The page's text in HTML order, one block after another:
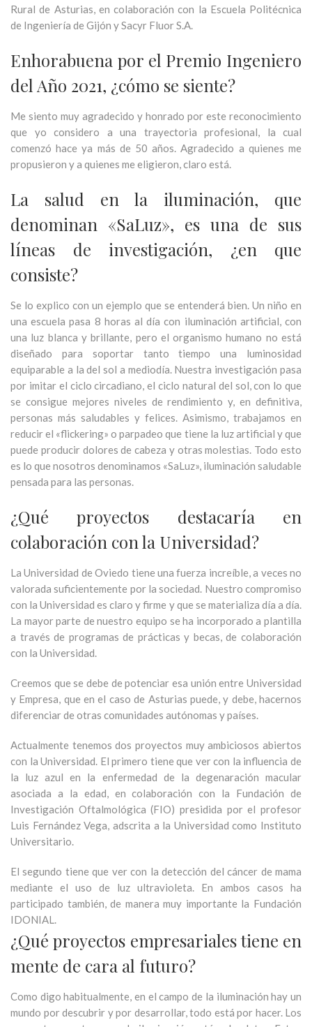
Rural de Asturias, en colaboración con la Escuela Politécnica
de Ingeniería de Gijón y Sacyr Fluor S.A.
Enhorabuena por el Premio Ingeniero
del Año 2021, ¿cómo se siente?
Me siento muy agradecido y honrado por este reconocimiento
que yo considero a una trayectoria profesional, la cual
comenzó hace ya más de 50 años. Agradecido a quienes me
propusieron y a quienes me eligieron, claro está.
La salud en la iluminación, que
denominan «SaLuz», es una de sus
líneas de investigación, ¿en que
consiste?
Se lo explico con un ejemplo que se entenderá bien. Un niño en
una escuela pasa 8 horas al día con iluminación artificial, con
una luz blanca y brillante, pero el organismo humano no está
diseñado para soportar tanto tiempo una luminosidad
equiparable a la del sol a mediodía. Nuestra investigación pasa
por imitar el ciclo circadiano, el ciclo natural del sol, con lo que
se consigue mejores niveles de rendimiento y, en definitiva,
personas más saludables y felices. Asimismo, trabajamos en
reducir el «flickering» o parpadeo que tiene la luz artificial y que
puede producir dolores de cabeza y otras molestias. Todo esto
es lo que nosotros denominamos «SaLuz», iluminación saludable
pensada para las personas.
¿Qué proyectos destacaría en
colaboración con la Universidad?
La Universidad de Oviedo tiene una fuerza increíble, a veces no
valorada suficientemente por la sociedad. Nuestro compromiso
con la Universidad es claro y firme y que se materializa día a día.
La mayor parte de nuestro equipo se ha incorporado a plantilla
a través de programas de prácticas y becas, de colaboración
con la Universidad.
Creemos que se debe de potenciar esa unión entre Universidad
y Empresa, que en el caso de Asturias puede, y debe, hacernos
diferenciar de otras comunidades autónomas y países.
Actualmente tenemos dos proyectos muy ambiciosos abiertos
con la Universidad. El primero tiene que ver con la influencia de
la luz azul en la enfermedad de la degenaración macular
asociada a la edad, en colaboración con la Fundación de
Investigación Oftalmológica (FIO) presidida por el profesor
Luis Fernández Vega, adscrita a la Universidad como Instituto
Universitario.
El segundo tiene que ver con la detección del cáncer de mama
mediante el uso de luz ultravioleta. En ambos casos ha
participado también, de manera muy importante la Fundación
IDONIAL.
¿Qué proyectos empresariales tiene en
mente de cara al futuro?
Como digo habitualmente, en el campo de la iluminación hay un
mundo por descubrir y por desarrollar, todo está por hacer. Los